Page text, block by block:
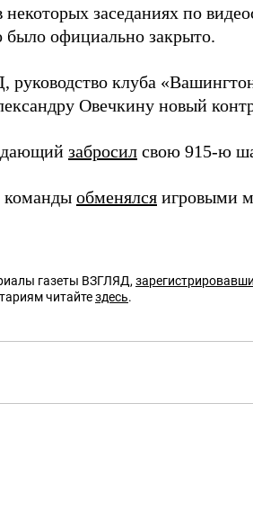
некоторых заседаниях по
официально закрыто.
руководство клуба
Овечкину новый
забросил свою 915-ю
команды обменялся игровыми
газеты ВЗГЛЯД,
читайтездесь.